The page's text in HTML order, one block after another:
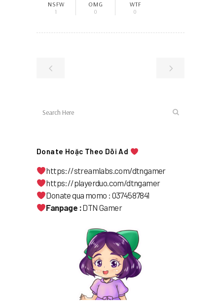
NSFW
1
OMG
0
WTF
0
Donate Hoặc Theo Dõi Ad
https://streamlabs.com/dtngamer
https://playerduo.com/dtngamer
Donate qua momo : 0374587841
Fanpage :DTN Gamer